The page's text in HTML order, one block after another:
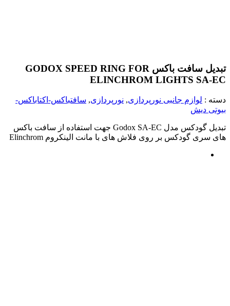
تبدیل سافت باکس GODOX SPEED RING FOR
ELINCHROM LIGHTS SA-EC
دسته : لوازم جانبی نورپردازی, نورپردازی, سافتباکس-اکتاباکس-
بیوتی دیش
تبدیل گودکس مدل Godox SA-EC جهت استفاده از سافت باکس
های سری گودکس بر روی فلاش های با مانت الینکروم Elinchrom